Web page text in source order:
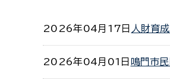
2026年04月17日 人財育
2026年04月01日 鳴門市